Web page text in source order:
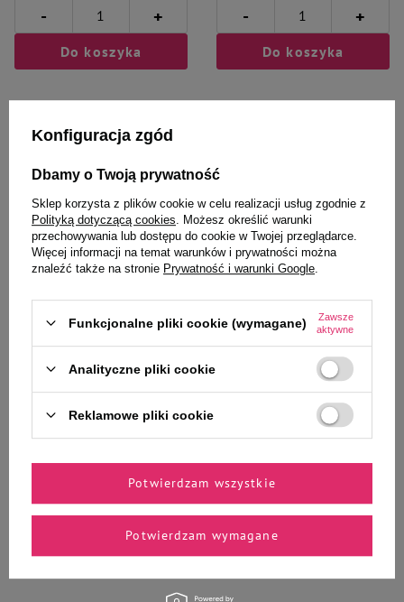
- +
Do koszyka
- +
Do koszyka
Wybrane specjalnie dla
Ciebie i Twojego czworonoga
Noteci Premium bogata w
cielęcinę z zielonym groszkiem
12,35 zł 15,44 zł / kg
- +
Mokra karma dla psa Dolina
Noteci Premium bogata w
wołowinę saszetka 150 g
5,14 zł 34,27 zł / kg
- +
Konfiguracja zgód
Dbamy o Twoją prywatność
Sklep korzysta z plików cookie w celu realizacji usług zgodnie z
Polityką dotyczącą cookies . Możesz określić warunki
przechowywania lub dostępu do cookie w Twojej przeglądarce.
Więcej informacji na temat warunków i prywatności można
znaleźć także na stronie Prywatność i warunki Google
Funkcjonalne pliki cookie (wymagane)
Zawsze
aktywne
Analityczne pliki cookie
Reklamowe pliki cookie
Potwierdzam wymagane
Potwierdzam wszystkie